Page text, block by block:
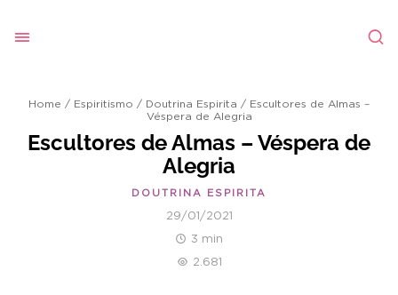
Home / Espiritismo / Doutrina Espirita / Escultores de Almas –
Véspera de Alegria
Escultores de Almas – Véspera de
Alegria
DOUTRINA ESPIRITA
29/01/2021
3 min
2.681